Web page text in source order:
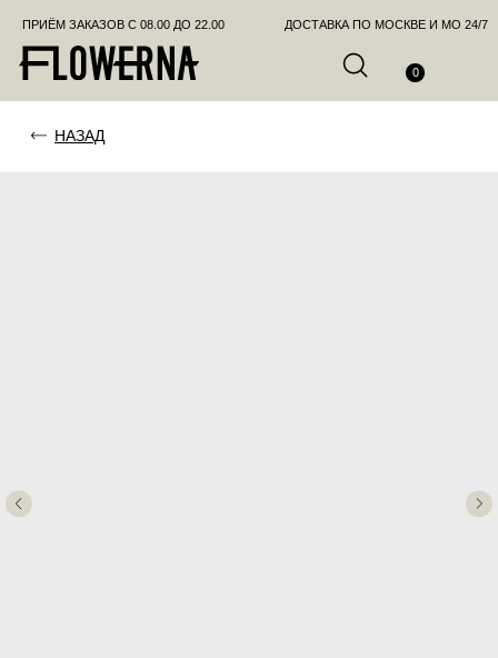
ПРИЁМ ЗАКАЗОВ С 08.00 ДО 22.00